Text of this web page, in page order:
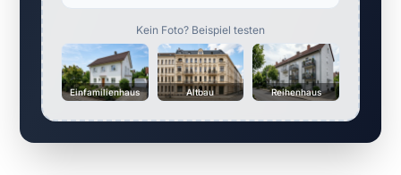
Kein Foto? Beispiel testen
Einfamilienhaus Altbau Reihenhaus